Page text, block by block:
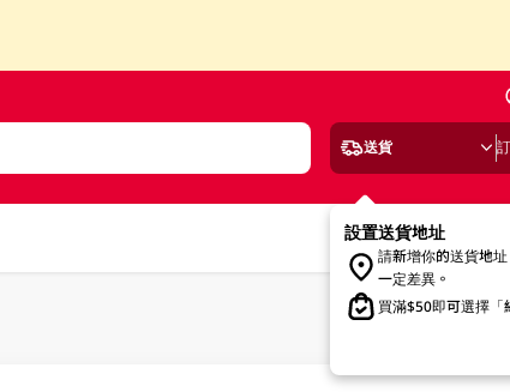
送貨
設置送貨地址
請新增你的送貨地
一定差異。
買滿$50即可選擇「